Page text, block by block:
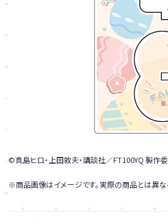
©真島ヒロ・上田敦夫・講談社／FT100YQ 製作
※商品画像はイメージです。実際の商品とは異な